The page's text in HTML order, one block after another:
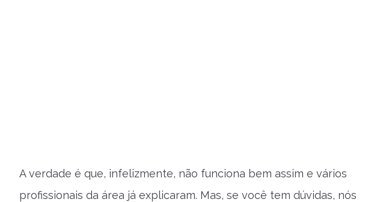
A verdade é que, infelizmente, não funciona bem assim e vários
profissionais da área já explicaram. Mas, se você tem dúvidas, nós